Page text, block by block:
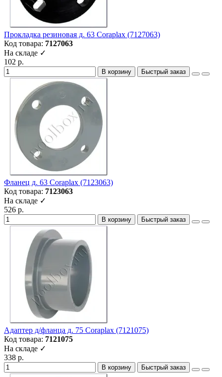
Прокладка резиновая д. 63 Coraplax (7127063)
Код товара: 7127063
На складе ✓
102 р.
В корзину Быстрый заказ
Фланец д. 63 Coraplax (7123063)
Код товара: 7123063
На складе ✓
526 р.
В корзину Быстрый заказ
Адаптер д/фланца д. 75 Coraplax (7121075)
Код товара: 7121075
На складе ✓
338 р.
В корзину Быстрый заказ